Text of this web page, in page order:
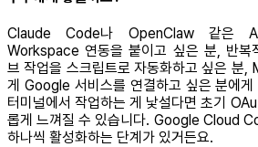
Claude Code나 OpenClaw 같은
Workspace 연동을 붙이고 싶은 분, 반복적
브 작업을 스크립트로 자동화하고 싶은 분,
게 Google 서비스를 연결하고 싶은 분에게
터미널에서 작업하는 게 낯설다면 초기
롭게 느껴질 수 있습니다. Google Cloud
하나씩 활성화하는 단계가 있거든요.